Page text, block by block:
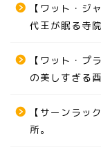
【ワット・ジ
代王が眠る寺院
【ワット・プ
の美しすぎる
【サーンラッ
所。